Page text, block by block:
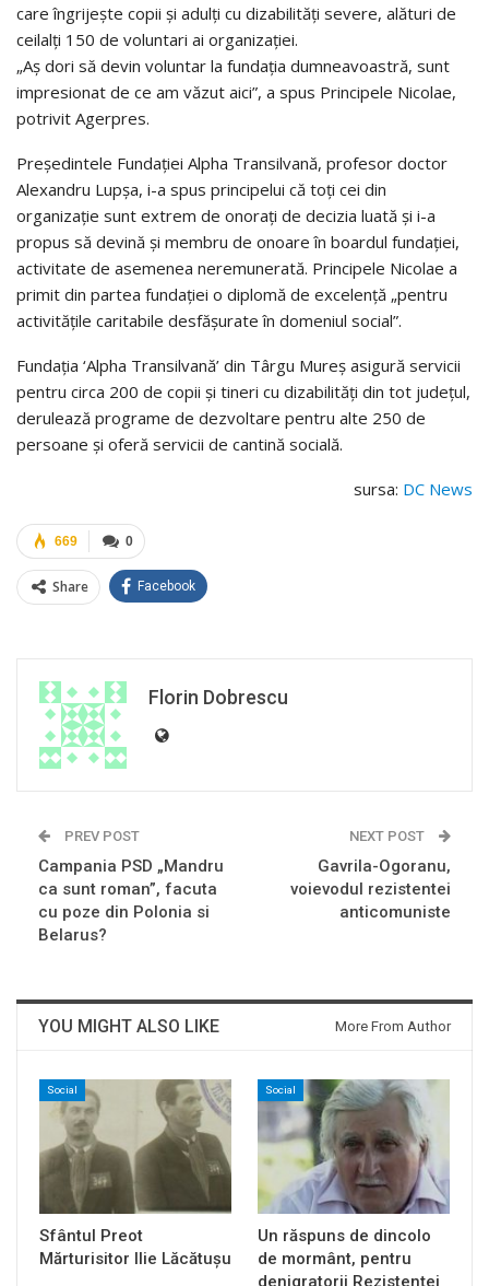
care îngrijeşte copii şi adulţi cu dizabilităţi severe, alături de
ceilalţi 150 de voluntari ai organizaţiei.
„Aş dori să devin voluntar la fundaţia dumneavoastră, sunt
impresionat de ce am văzut aici”, a spus Principele Nicolae,
potrivit Agerpres.
Preşedintele Fundaţiei Alpha Transilvană, profesor doctor
Alexandru Lupşa, i-a spus principelui că toţi cei din
organizaţie sunt extrem de onoraţi de decizia luată şi i-a
propus să devină şi membru de onoare în boardul fundaţiei,
activitate de asemenea neremunerată. Principele Nicolae a
primit din partea fundaţiei o diplomă de excelenţă „pentru
activităţile caritabile desfăşurate în domeniul social”.
Fundaţia ‘Alpha Transilvană’ din Târgu Mureş asigură servicii
pentru circa 200 de copii şi tineri cu dizabilităţi din tot judeţul,
derulează programe de dezvoltare pentru alte 250 de
persoane şi oferă servicii de cantină socială.
sursa: DC News
0
669
Share Facebook
Florin Dobrescu
PREV POST
Campania PSD „Mandru
ca sunt roman”, facuta
cu poze din Polonia si
Belarus?
NEXT POST
Gavrila-Ogoranu,
voievodul rezistentei
anticomuniste
YOU MIGHT ALSO LIKE More From Author
Social
Sfântul Preot
Mărturisitor Ilie Lăcătușu
Social
Un răspuns de dincolo
de mormânt, pentru
denigratorii Rezistenței